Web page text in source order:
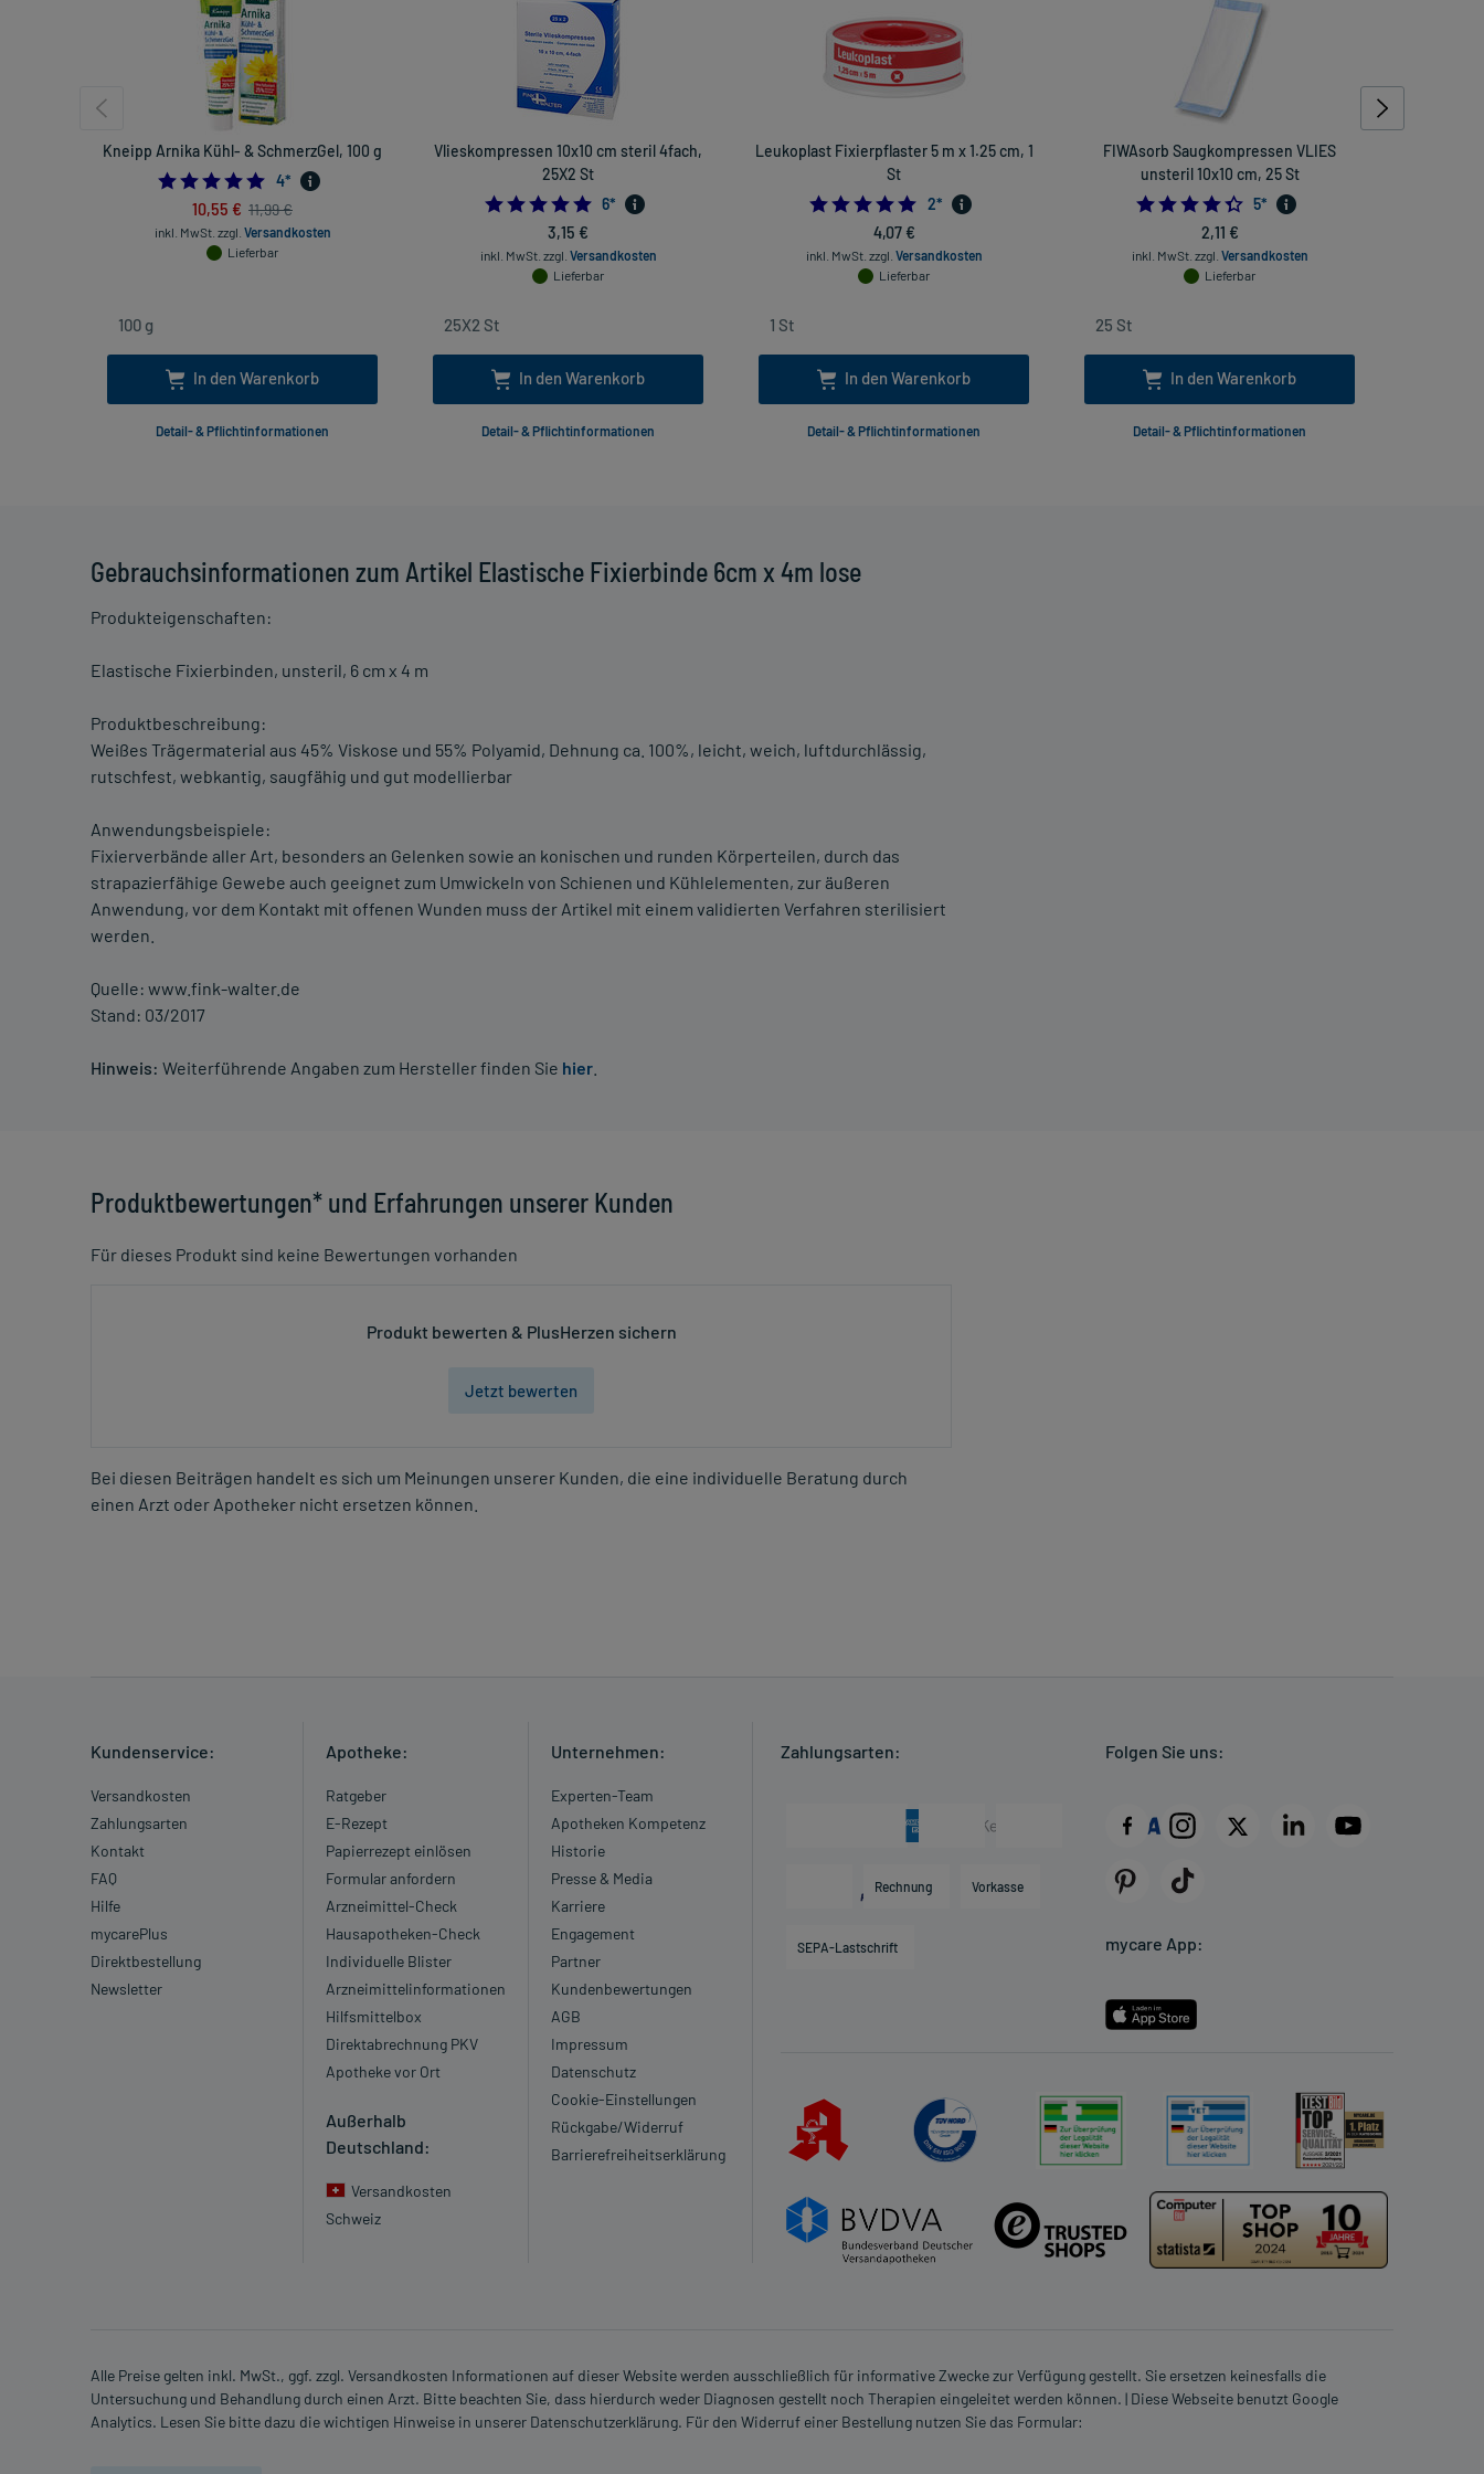
Gebrauchsinformationen zum Artikel Elastische Fixierbinde 6cm x 4m lose
Produkteigenschaften:
Elastische Fixierbinden, unsteril, 6 cm x 4 m
Produktbeschreibung:
Weißes Trägermaterial aus 45% Viskose und 55% Polyamid, Dehnung ca. 100%, leicht, weich, luftdurchlässig,
rutschfest, webkantig, saugfähig und gut modellierbar
Anwendungsbeispiele:
Fixierverbände aller Art, besonders an Gelenken sowie an konischen und runden Körperteilen, durch das
strapazierfähige Gewebe auch geeignet zum Umwickeln von Schienen und Kühlelementen, zur äußeren
Anwendung, vor dem Kontakt mit offenen Wunden muss der Artikel mit einem validierten Verfahren sterilisiert
werden.
Quelle: www.fink-walter.de
Stand: 03/2017
Hinweis: Weiterführende Angaben zum Hersteller finden Sie hier
Produktbewertungen* und Erfahrungen unserer Kunden
Für dieses Produkt sind keine Bewertungen vorhanden
Produkt bewerten & PlusHerzen sichern
Jetzt bewerten
Bei diesen Beiträgen handelt es sich um Meinungen unserer Kunden, die eine individuelle Beratung durch
einen Arzt oder Apotheker nicht ersetzen können.
Kneipp Arnika Kühl- & SchmerzGel, 100 g
5.0
4*
10,55 € 11,99 €
inkl. MwSt. zzgl. Versandkosten
Lieferbar
In den Warenkorb
Detail- & Pflichtinformationen
Vlieskompressen 10x10 cm steril 4fach,
25X2 St
4.833333333333333
6*
3,15 €
inkl. MwSt. zzgl. Versandkosten
Lieferbar
In den Warenkorb
Detail- & Pflichtinformationen
Leukoplast Fixierpflaster 5 m x 1.25 cm, 1
St
5.0
2*
4,07 €
inkl. MwSt. zzgl. Versandkosten
Lieferbar
In den Warenkorb
Detail- & Pflichtinformationen
FIWAsorb Saugkompressen VLIES
unsteril 10x10 cm, 25 St
4.4
5*
2,11 €
inkl. MwSt. zzgl. Versandkosten
Lieferbar
In den Warenkorb
Detail- & Pflichtinformationen
Kundenservice:
Versandkosten
Zahlungsarten
Kontakt
FAQ
Hilfe
mycarePlus
Direktbestellung
Newsletter
Apotheke:
Ratgeber
E-Rezept
Papierrezept einlösen
Formular anfordern
Arzneimittel-Check
Hausapotheken-Check
Individuelle Blister
Arzneimittelinformationen
Hilfsmittelbox
Direktabrechnung PKV
Apotheke vor Ort
Außerhalb
Deutschland:
Versandkosten
Schweiz
Unternehmen:
Experten-Team
Apotheken Kompetenz
Historie
Presse & Media
Karriere
Engagement
Partner
Kundenbewertungen
AGB
Impressum
Datenschutz
Cookie-Einstellungen
Rückgabe/Widerruf
Barrierefreiheitserklärung
Zahlungsarten:
Rechnung Vorkasse
SEPA-Lastschrift
Folgen Sie uns:
mycare App:
Alle Preise gelten inkl. MwSt., ggf. zzgl. Versandkosten Informationen auf dieser Website werden ausschließlich für informative Zwecke zur Verfügung gestellt. Sie ersetzen keinesfalls die
Untersuchung und Behandlung durch einen Arzt. Bitte beachten Sie, dass hierdurch weder Diagnosen gestellt noch Therapien eingeleitet werden können. | Diese Webseite benutzt Google
Analytics. Lesen Sie bitte dazu die wichtigen Hinweise in unserer Datenschutzerklärung. Für den Widerruf einer Bestellung nutzen Sie das Formular: